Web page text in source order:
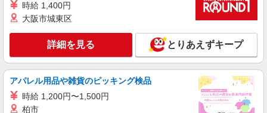
時給 1,400円
大阪市城東区
詳細を見る とりあえずキープ
アパレル用品や雑貨のピッキング検品
時給 1,200円〜1,500円
柏市